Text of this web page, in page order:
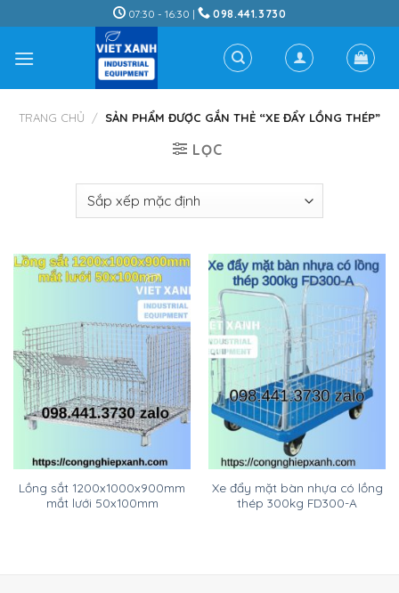
to
content
07:30 - 16:30 | 098.441.3730
TRANG CHỦ / SẢN PHẨM ĐƯỢC GẮN THẺ “XE ĐẨY LỒNG THÉP”
LỌC
Lồng sắt 1200x1000x900mm
mắt lưới 50x100mm
Xe đẩy mặt bàn nhựa có lồng
thép 300kg FD300-A